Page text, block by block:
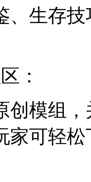
、生存
：
创模组
家可轻